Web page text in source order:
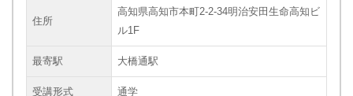
住所
高知県高知市本町2-2-34明治安田生命高知ビ
ル1F
最寄駅 大橋通駅
受講形式 通学